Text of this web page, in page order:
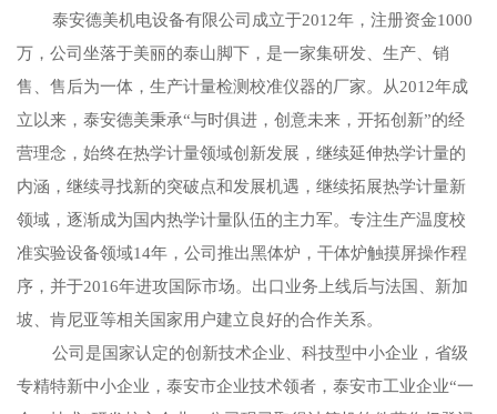
泰安德美机电设备有限公司成立于2012年，注册资金1000
万，公司坐落于美丽的泰山脚下，是一家集研发、生产、销
售、售后为一体，生产计量检测校准仪器的厂家。从2012年成
立以来，泰安德美秉承“与时俱进，创意未来，开拓创新”的经
营理念，始终在热学计量领域创新发展，继续延伸热学计量的
内涵，继续寻找新的突破点和发展机遇，继续拓展热学计量新
领域，逐渐成为国内热学计量队伍的主力军。专注生产温度校
准实验设备领域14年，公司推出黑体炉，干体炉触摸屏操作程
序，并于2016年进攻国际市场。出口业务上线后与法国、新加
坡、肯尼亚等相关国家用户建立良好的合作关系。
公司是国家认定的创新技术企业、科技型中小企业，省级
专精特新中小企业，泰安市企业技术领者，泰安市工业企业“一